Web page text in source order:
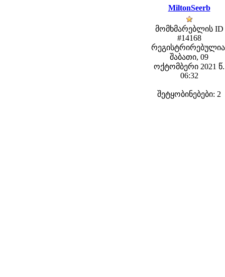
MiltonSeerb
მომხმარებლის ID
#14168
შაბათი, 09
ოქტომბერი 2021 წ.
06:32
შეტყობინებები: 2